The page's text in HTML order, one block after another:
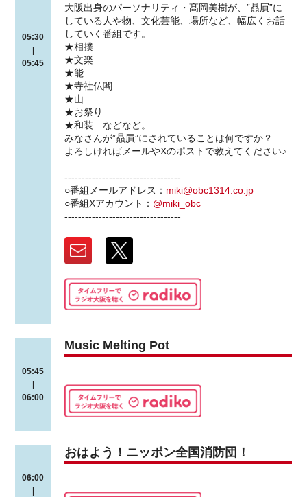
05:30
05:45
大阪出身のパーソナリティ・髙岡美樹が、”贔屓”に
している人や物、文化芸能、場所など、幅広くお話
していく番組です。
★相撲
★文楽
★能
★寺社仏閣
★山
★お祭り
★和装 などなど。
みなさんが”贔屓”にされていることは何ですか？
よろしければメールやXのポストで教えてください♪
----------------------------------
○番組メールアドレス： miki@obc1314.co.jp
○番組Xアカウント： @miki_obc
----------------------------------
05:45
|
06:00
Music Melting Pot
06:00
おはよう！ニッポン全国消防団！